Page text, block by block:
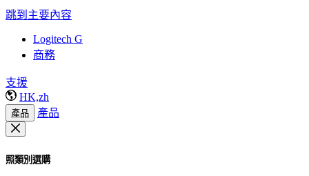
跳到主要內容
Logitech G
商務
支援
HK,zh
產品 產品
照類別選購